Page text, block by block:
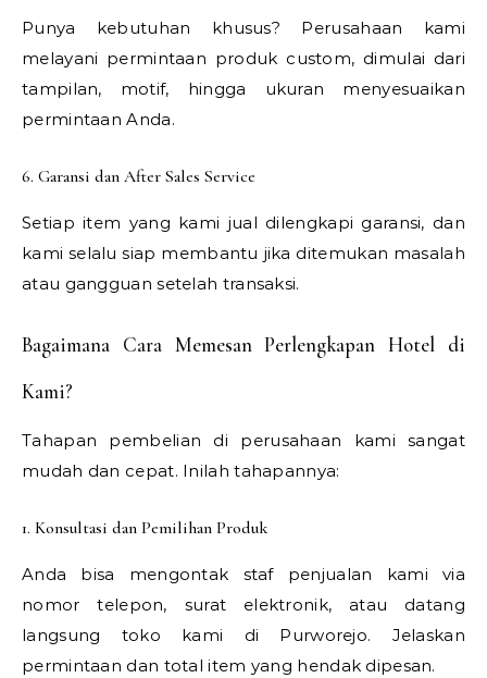
Punya kebutuhan khusus? Perusahaan kami
melayani permintaan produk custom, dimulai dari
tampilan, motif, hingga ukuran menyesuaikan
permintaan Anda.
6. Garansi dan After Sales Service
Setiap item yang kami jual dilengkapi garansi, dan
kami selalu siap membantu jika ditemukan masalah
atau gangguan setelah transaksi.
Bagaimana Cara Memesan Perlengkapan Hotel di
Kami?
Tahapan pembelian di perusahaan kami sangat
mudah dan cepat. Inilah tahapannya:
1. Konsultasi dan Pemilihan Produk
Anda bisa mengontak staf penjualan kami via
nomor telepon, surat elektronik, atau datang
langsung toko kami di Purworejo. Jelaskan
permintaan dan total item yang hendak dipesan.